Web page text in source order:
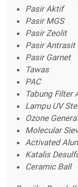
Pasir Aktif
Pasir MGS
Pasir Zeolit
Pasir Antrasit
Pasir Garnet
Tawas
PAC
Tabung Filter
Lampu UV
Ozone
Molecular
Activated
Katalis
Ceramic Ball